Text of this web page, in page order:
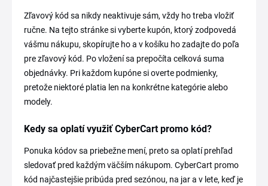
Zľavový kód sa nikdy neaktivuje sám, vždy ho treba vložiť
ručne. Na tejto stránke si vyberte kupón, ktorý zodpovedá
vášmu nákupu, skopírujte ho a v košíku ho zadajte do poľa
pre zľavový kód. Po vložení sa prepočíta celková suma
objednávky. Pri každom kupóne si overte podmienky,
pretože niektoré platia len na konkrétne kategórie alebo
modely.
Kedy sa oplatí využiť CyberCart promo kód?
Ponuka kódov sa priebežne mení, preto sa oplatí prehľad
sledovať pred každým väčším nákupom. CyberCart promo
kód najčastejšie pribúda pred sezónou, na jar a v lete, keď je